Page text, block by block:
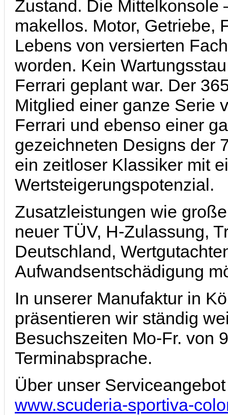
Zustand. Die Mittelkonsole
makellos. Motor, Getriebe,
Lebens von versierten
worden. Kein
Ferrari geplant war. Der
Mitglied einer ganze Serie
Ferrari und ebenso einer
gezeichneten Designs der
ein zeitloser Klassiker mit
Wertsteigerungspotenzial.
Zusatzleistungen wie
neuer TÜV, H-Zulassung,
Deutschland,
Aufwandsentschädigung
In unserer Manufaktur in
präsentieren wir ständig
Besuchszeiten Mo-Fr. von
Terminabsprache.
Über unser
www.scuderia-sportiva-